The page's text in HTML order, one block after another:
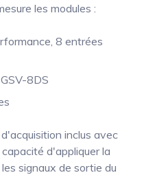
les modules :
8 entrées
8DS
inclus avec
d'appliquer la
les signaux de sortie du